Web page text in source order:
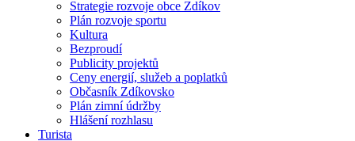
Strategie rozvoje obce Zdíkov
Plán rozvoje sportu
Kultura
Bezproudí
Publicity projektů
Ceny energií, služeb a poplatků
Občasník Zdíkovsko
Plán zimní údržby
Hlášení rozhlasu
Turista